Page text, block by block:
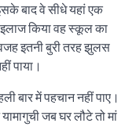
बाद वे सीधे यहां एक
किया वह स्कूल का
इतनी बुरी तरह झुलस
पाया।
बार में पहचान नहीं पाए।
जब घर लौटे तो मां